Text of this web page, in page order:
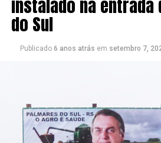
instalado na entrada
do Sul
Publicado 6 anos atrás em setembro 7,